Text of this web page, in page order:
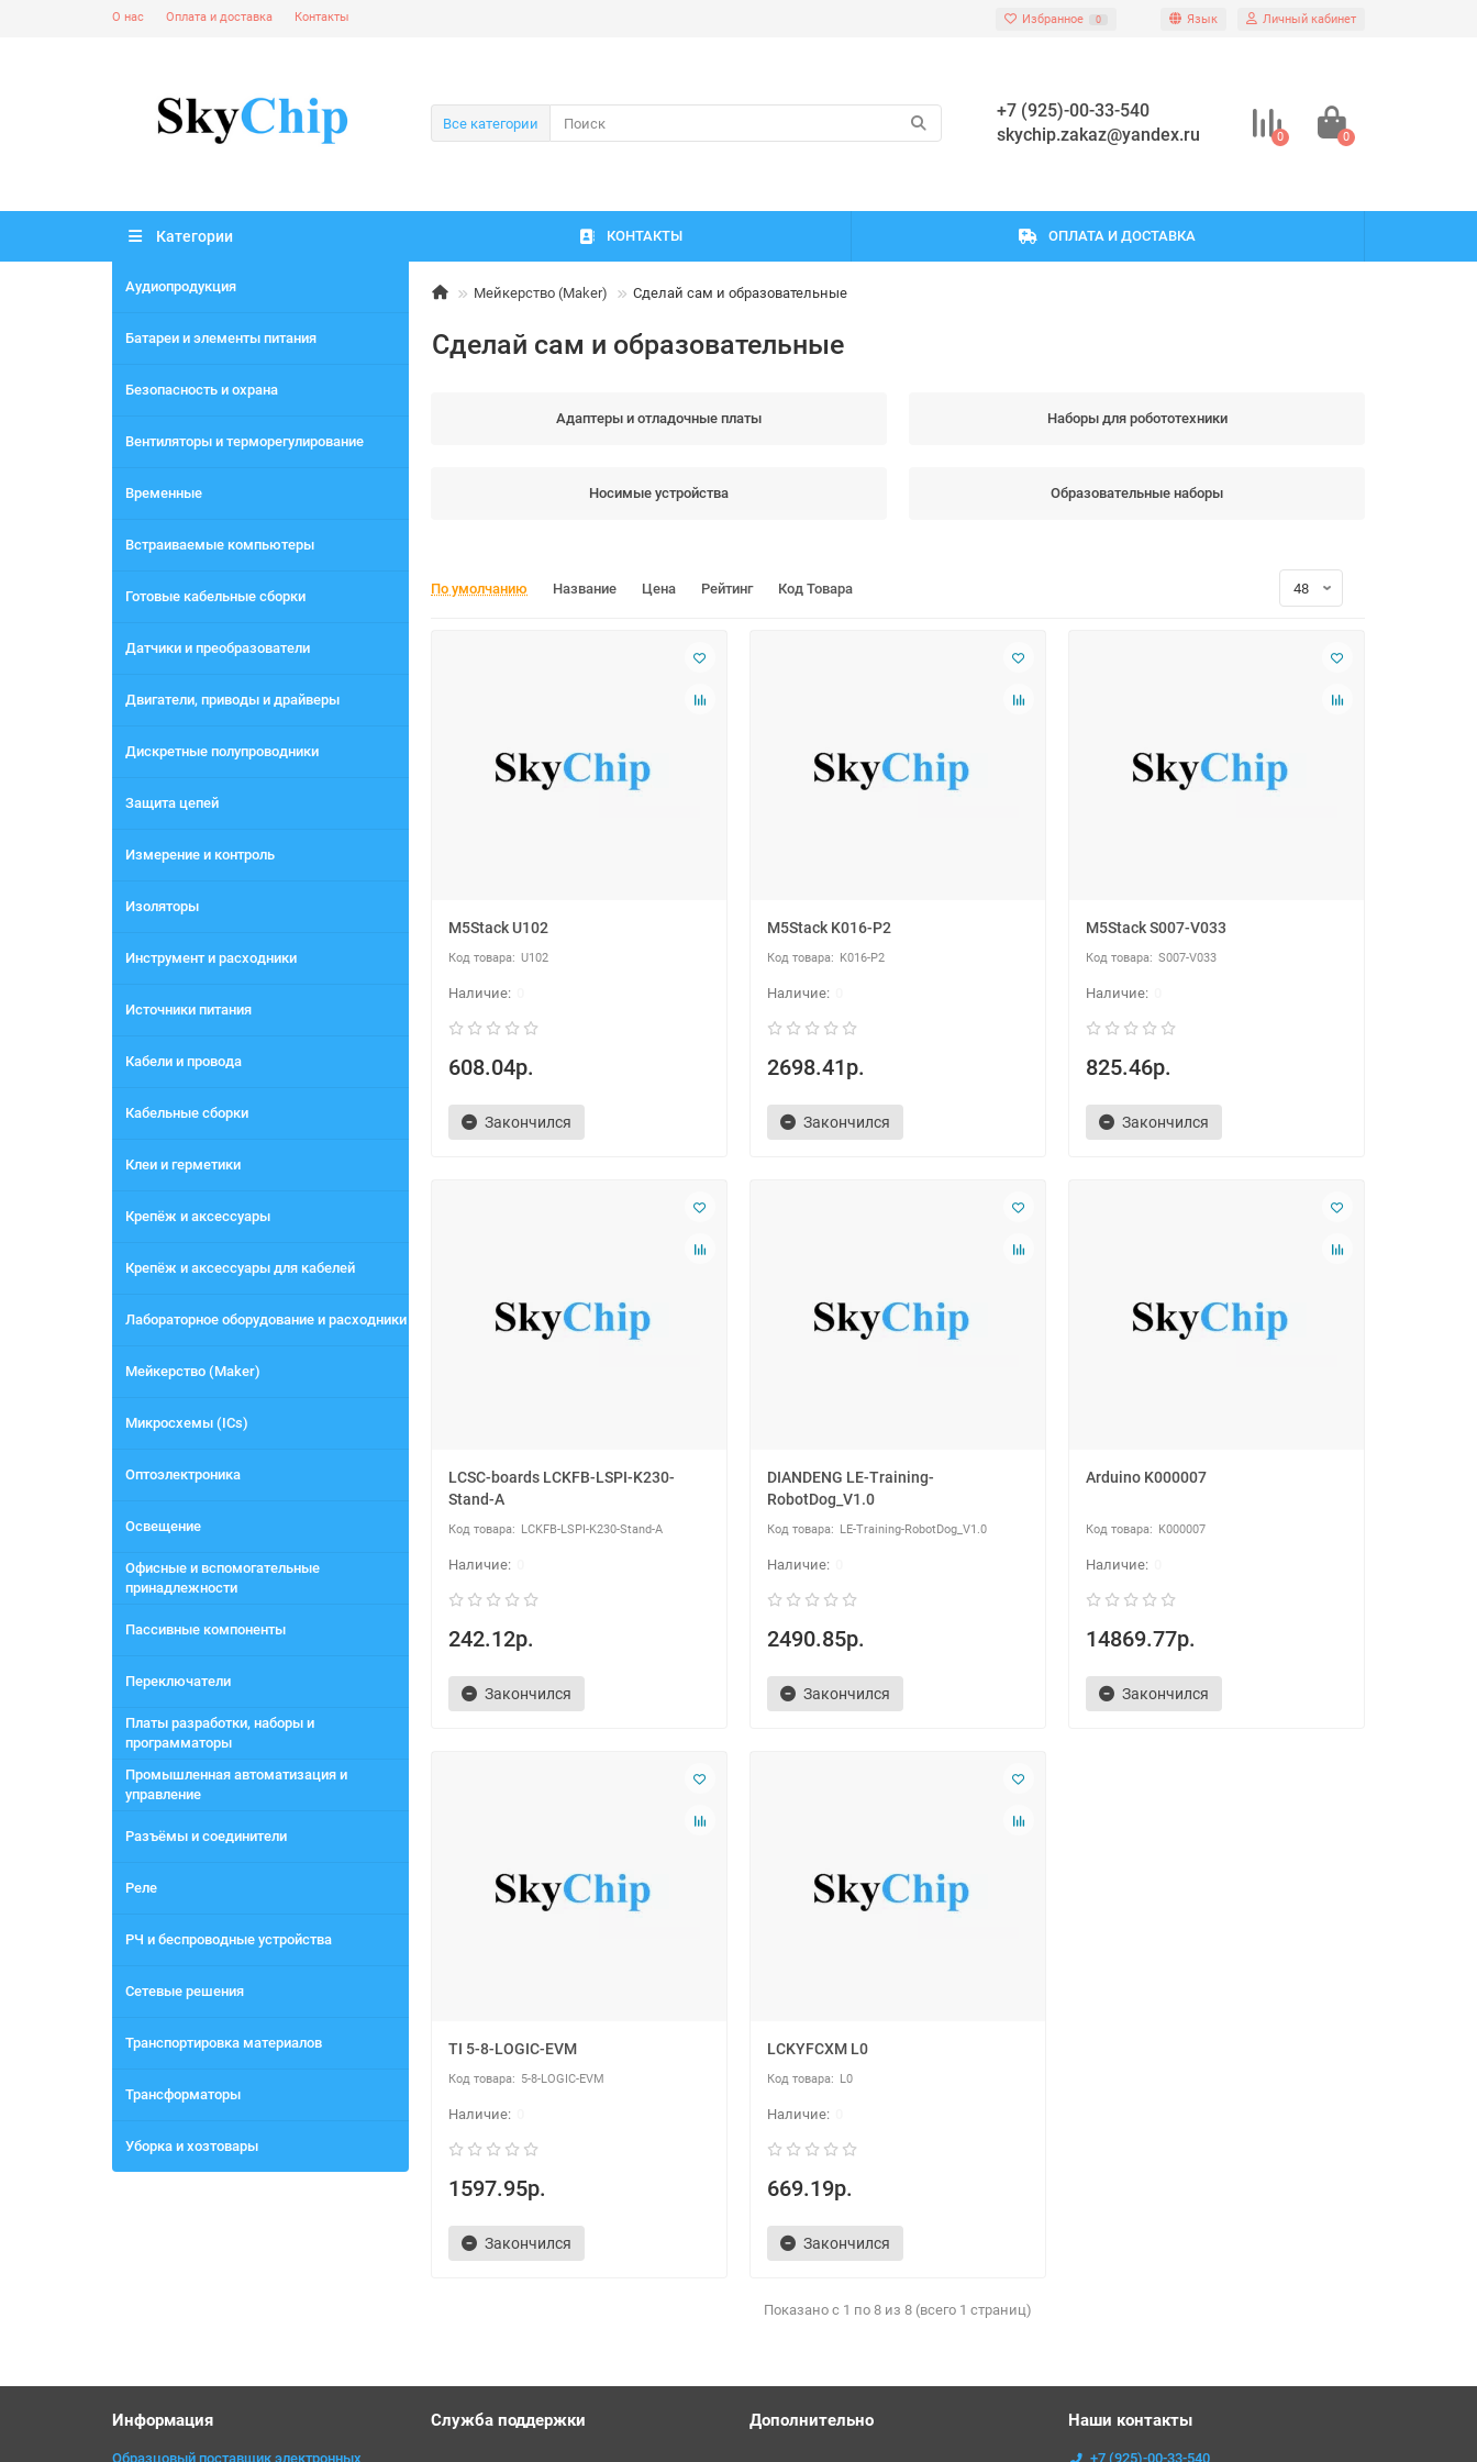
О нас Оплата и доставка Контакты Избранное 0 Язык Личный кабинет
Все категории
+7 (925)-00-33-540
skychip.zakaz@yandex.ru
0 0
Категории
Аудиопродукция
Батареи и элементы питания
Безопасность и охрана
Вентиляторы и терморегулирование
Временные
Встраиваемые компьютеры
Готовые кабельные сборки
Датчики и преобразователи
Двигатели, приводы и драйверы
Дискретные полупроводники
Защита цепей
Измерение и контроль
Изоляторы
Инструмент и расходники
Источники питания
Кабели и провода
Кабельные сборки
Клеи и герметики
Крепёж и аксессуары
Крепёж и аксессуары для кабелей
Лабораторное оборудование и расходники
Мейкерство (Maker)
Микросхемы (ICs)
Оптоэлектроника
Освещение
Офисные и вспомогательные
принадлежности
Пассивные компоненты
Переключатели
Платы разработки, наборы и
программаторы
Промышленная автоматизация и
управление
Разъёмы и соединители
Реле
РЧ и беспроводные устройства
Сетевые решения
Транспортировка материалов
Трансформаторы
Уборка и хозтовары
КОНТАКТЫ ОПЛАТА И ДОСТАВКА
Мейкерство (Maker) Сделай сам и образовательные
Сделай сам и образовательные
Адаптеры и отладочные платы Наборы для робототехники
Носимые устройства Образовательные наборы
По умолчанию Название Цена Рейтинг Код Товара
M5Stack U102
U102
608.04р.
Закончился
M5Stack K016-P2
K016-P2
2698.41р.
Закончился
M5Stack S007-V033
S007-V033
825.46р.
Закончился
LCSC-boards LCKFB-LSPI-K230-
Stand-A
LCKFB-LSPI-K230-Stand-A
242.12р.
Закончился
DIANDENG LE-Training-
RobotDog_V1.0
LE-Training-RobotDog_V1.0
2490.85р.
Закончился
Arduino K000007
K000007
14869.77р.
Закончился
TI 5-8-LOGIC-EVM
5-8-LOGIC-EVM
1597.95р.
Закончился
LCKYFCXM L0
L0
669.19р.
Закончился
Показано с 1 по 8 из 8 (всего 1 страниц)
Информация
Образцовый поставщик электронных
Служба поддержки Дополнительно Наши контакты
+7 (925)-00-33-540